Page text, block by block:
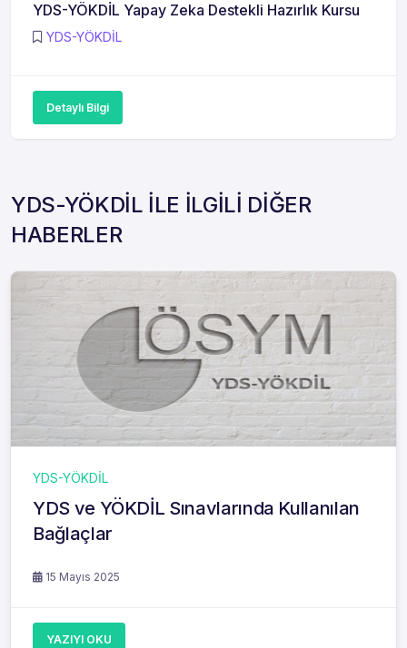
YDS-YÖKDİL Yapay Zeka Destekli Hazırlık Kursu
YDS-YÖKDİL
Detaylı Bilgi
YDS-YÖKDİL İLE İLGİLİ DİĞER
HABERLER
YDS-YÖKDİL
YDS ve YÖKDİL Sınavlarında Kullanılan
Bağlaçlar
15 Mayıs 2025
YAZIYI OKU